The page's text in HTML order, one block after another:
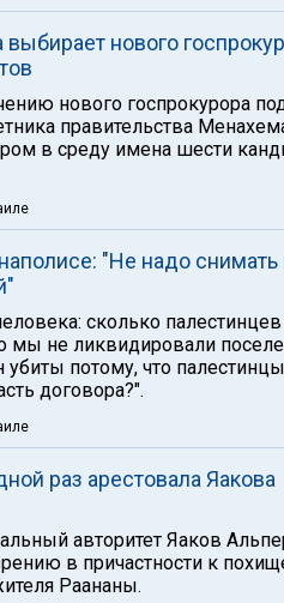
нового
нового госпрокурора
правительства
в среду имена шести
"Не надо снимать
сколько
мы не ликвидировали
убиты потому, что
договора?".
раз арестовала Яакова
авторитет Яаков
в причастности к
Раананы.